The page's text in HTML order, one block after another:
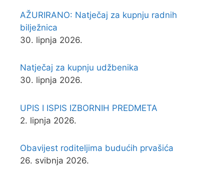
AŽURIRANO: Natječaj za kupnju radnih
bilježnica
30. lipnja 2026.
Natječaj za kupnju udžbenika
30. lipnja 2026.
UPIS I ISPIS IZBORNIH PREDMETA
2. lipnja 2026.
Obavijest roditeljima budućih prvašića
26. svibnja 2026.